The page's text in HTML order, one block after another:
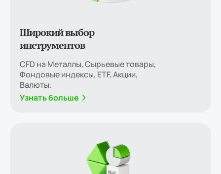
Широкий выбор
инструментов
CFD на Металлы, Сырьевые товары,
Фондовые индексы, ETF, Акции,
Валюты.
Узнать больше